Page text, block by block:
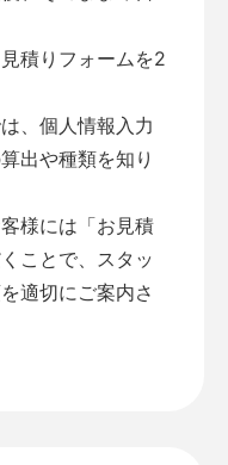
積りフォームを2
は、個人情報入力
出や種類を知り
様には「お見積
ことで、スタッ
適切にご案内さ